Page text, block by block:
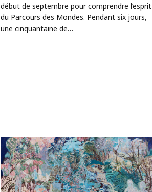
début de septembre pour comprendre l’esprit
du Parcours des Mondes. Pendant six jours,
une cinquantaine de…